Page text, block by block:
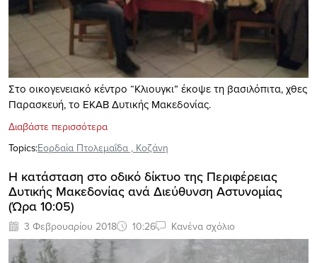
Στο οικογενειακό κέντρο “Κλιουγκι” έκοψε τη βασιλόπιτα, χθες
Παρασκευή, το EΚΑΒ Δυτικής Μακεδονίας.
Διαβάστε περισσότερα
Topics:Εορδαία Πτολεμαΐδα , Κοζάνη
Η κατάσταση στο οδικό δίκτυο της Περιφέρειας
Δυτικής Μακεδονίας ανά Διεύθυνση Αστυνομίας
(Ώρα 10:05)
3 Φεβρουαρίου 2018 10:26 Κανένα σχόλιο